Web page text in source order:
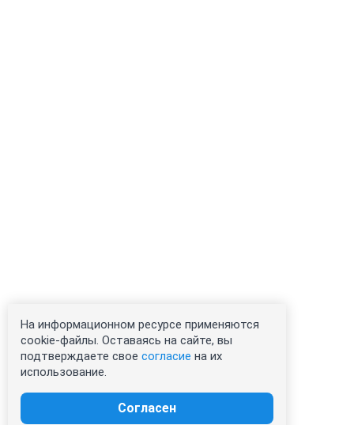
На информационном ресурсе применяются
cookie-файлы. Оставаясь на сайте, вы
подтверждаете свое согласие на их
использование.
Согласен